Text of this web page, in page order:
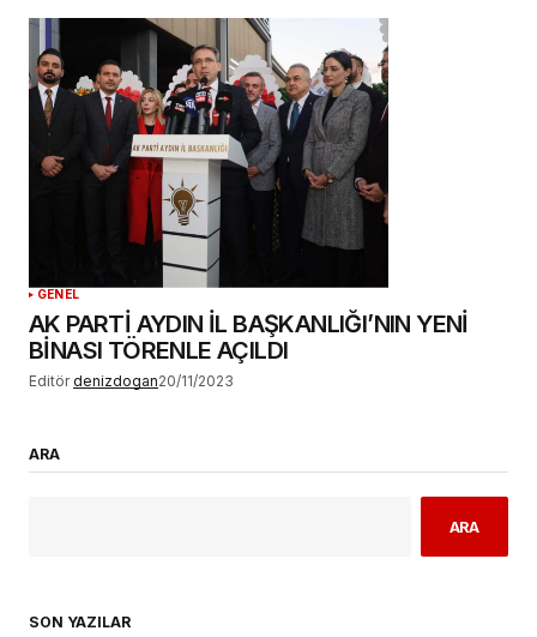
GENEL
AK PARTİ AYDIN İL BAŞKANLIĞI’NIN YENİ
BİNASI TÖRENLE AÇILDI
Editör denizdogan20/11/2023
ARA
ARA
SON YAZILAR